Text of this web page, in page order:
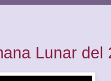
Lunar del